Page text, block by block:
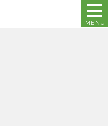
MENU